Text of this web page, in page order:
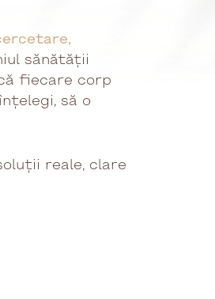
sănătății
fiecare corp
să o
reale, clare